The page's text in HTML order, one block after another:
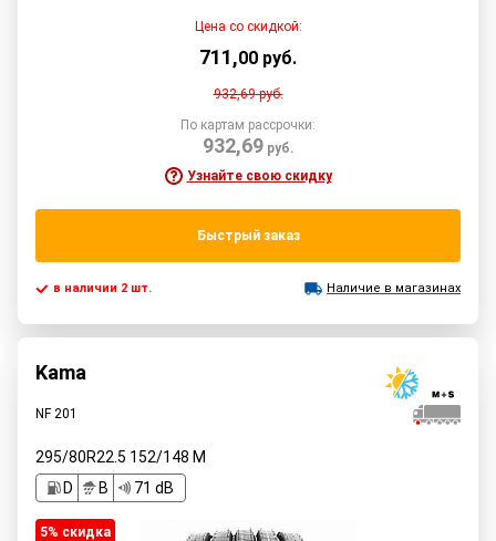
Цена со скидкой:
711,00 руб.
932,69руб.
По картам рассрочки:
932,69руб.
Узнайте свою скидку
Быстрый заказ
в наличии 2 шт. Наличие в магазинах
Kama
NF 201
295/80R22.5 152/148 M
D
B 71 dB
5% cкидка